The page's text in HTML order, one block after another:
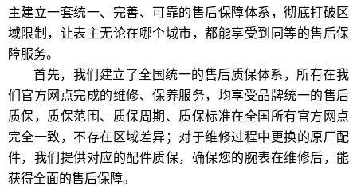
主建立一套统一、完善、可靠的售后保障体系，彻底打破区
域限制，让表主无论在哪个城市，都能享受到同等的售后保
障服务。
首先，我们建立了全国统一的售后质保体系，所有在我
们官方网点完成的维修、保养服务，均享受品牌统一的售后
质保，质保范围、质保周期、质保标准在全国所有官方网点
完全一致，不存在区域差异；对于维修过程中更换的原厂配
件，我们提供对应的配件质保，确保您的腕表在维修后，能
获得全面的售后保障。